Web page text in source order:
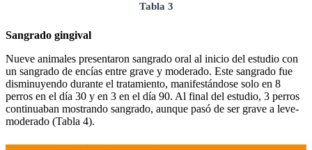
Tabla 3
Sangrado gingival
Nueve animales presentaron sangrado oral al inicio del estudio con
un sangrado de encías entre grave y moderado. Este sangrado fue
disminuyendo durante el tratamiento, manifestándose solo en 8
perros en el día 30 y en 3 en el día 90. Al final del estudio, 3 perros
continuaban mostrando sangrado, aunque pasó de ser grave a leve-
moderado (Tabla 4).